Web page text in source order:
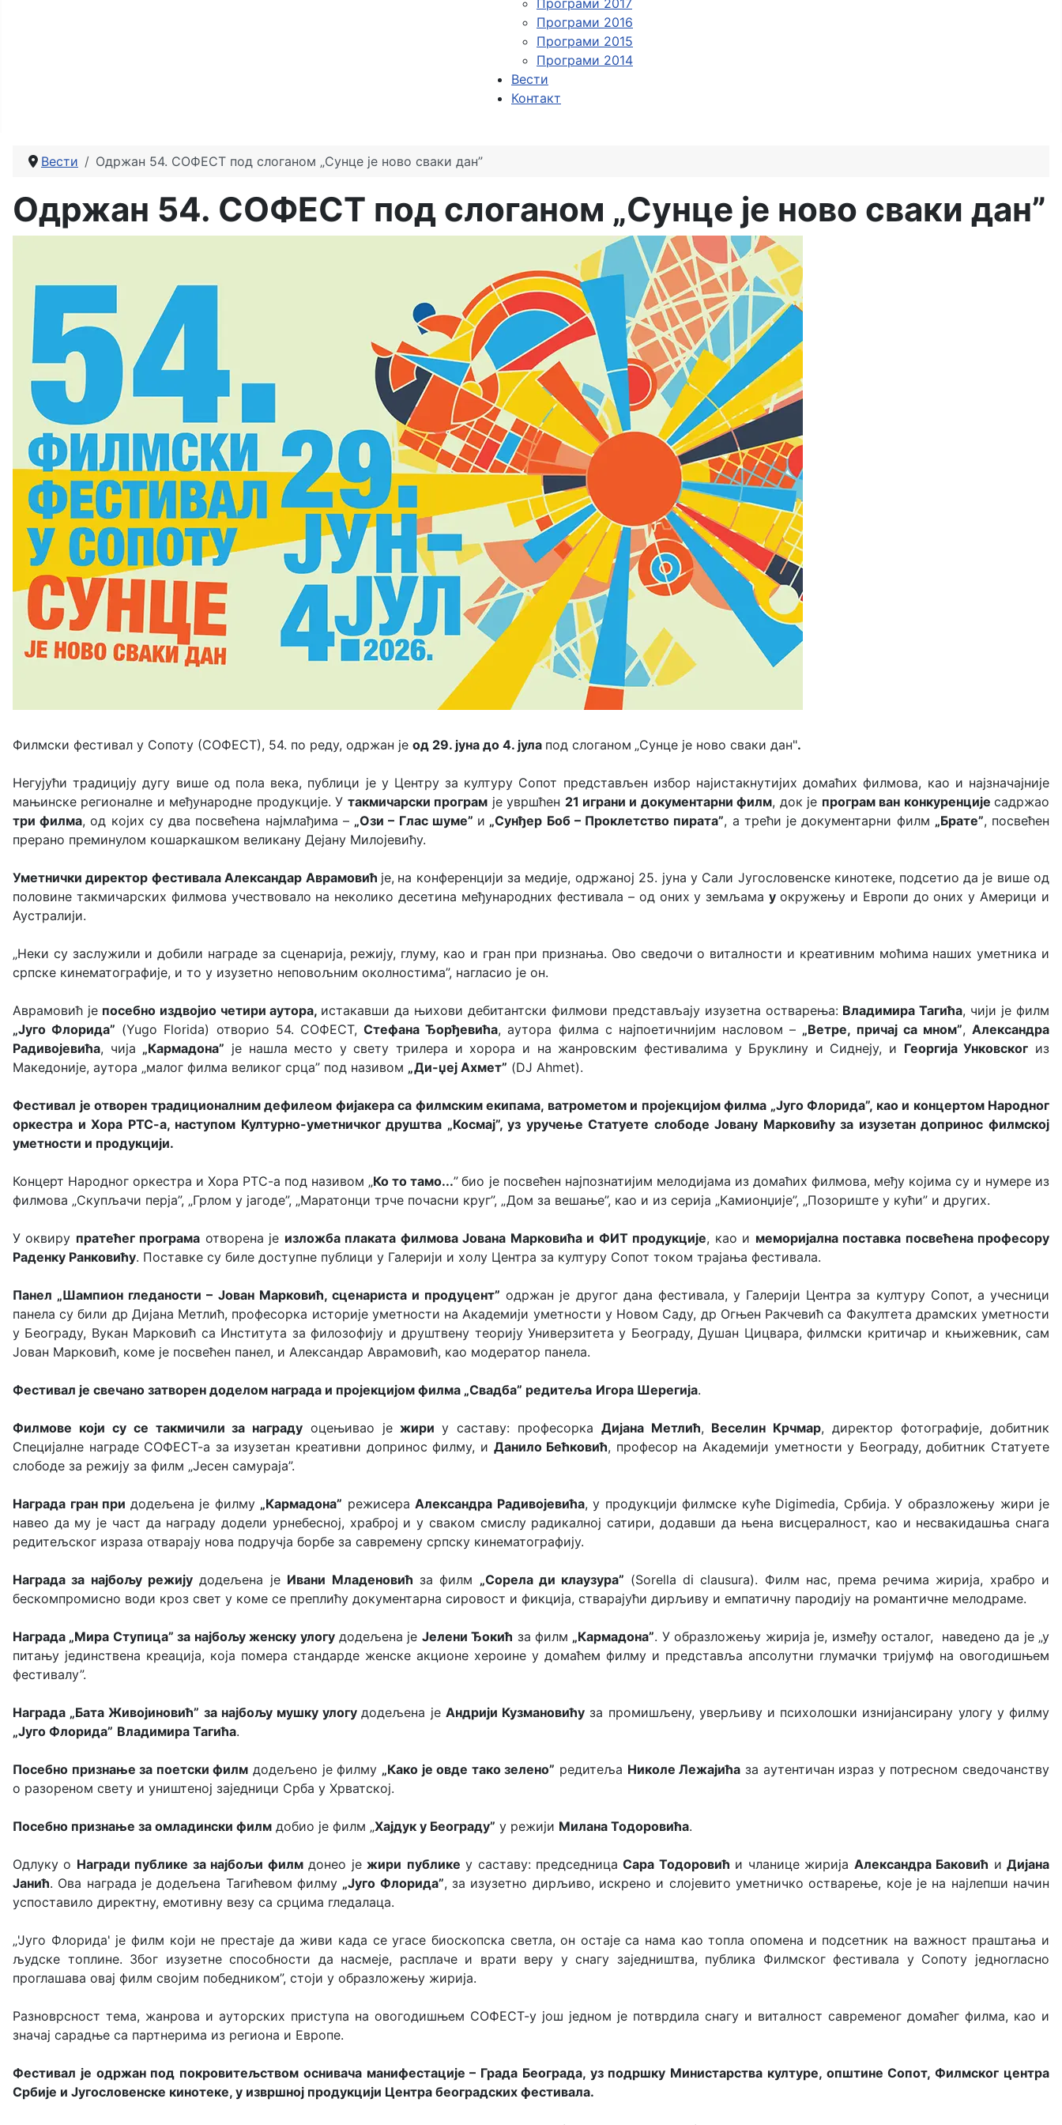
Програми 2017
Програми 2016
Програми 2015
Програми 2014
Вести
Контакт
Вести Одржан 54. СОФЕСТ под слоганом „Сунце је ново сваки дан”
Одржан 54. СОФЕСТ под слоганом „Сунце је ново сваки дан”
Филмски фестивал у Сопоту (СОФЕСТ), 54. по реду, одржан је од 29. јуна до 4. јула под слоганом „Сунце је ново сваки дан".
Негујући традицију дугу више од пола века, публици је у Центру за културу Сопот представљен избор најистакнутијих домаћих филмова, као и најзначајније
мањинске регионалне и међународне продукције. У такмичарски програм је увршћен 21 играни и документарни филм, док је програм ван конкуренцијесадржао
три филма, од којих су два посвећена најмлађима – „Ози – Глас шуме” и „Сунђер Боб – Проклетство пирата”, а трећи је документарни филм „Брате”, посвећен
прерано преминулом кошаркашком великану Дејану Милојевићу.
Уметнички директор фестивала Александар Аврамовић је, на конференцији за медије, одржаној 25. јуна у Сали Југословенске кинотеке, подсетио да је више од
половине такмичарских филмова учествовало на неколико десетина међународних фестивала – од оних у земљамау окружењу и Европи до оних у Америци и
Аустралији.
„Неки су заслужили и добили награде за сценарија, режију, глуму, као и гран при признања. Ово сведочи о виталности и креативним моћима наших уметника и
српске кинематографије, и то у изузетно неповољним околностима”, нагласио је он.
Аврамовић јепосебно издвојио четири аутора, истакавши да њихови дебитантски филмови представљају изузетна остварења: Владимира Тагића, чији је филм
„Југо Флорида” (Yugo Florida) отворио 54. СОФЕСТ,Стефана Ђорђевића, аутора филма с најпоетичнијим насловом – „Ветре, причај са мном”,Александра
Радивојевића, чија „Кармадона” je нашла место у свету трилера и хорора и на жанровским фестивалима у Бруклину и Сиднеју, и Георгија Унковског из
Македоније, аутора „малог филма великог срца” под називом „Ди-џеј Ахмет” (DJ Ahmet).
Фестивал је отворен традиционалним дефилеом фијакера са филмским екипама, ватрометом и пројекцијом филма „Југо Флорида”, као и концертом Народног
оркестра и Хора РТС-а, наступом Културно-уметничког друштва „Космај”, уз уручење Статуете слободе Јовану Марковићу за изузетан допринос филмској
уметности и продукцији.
Концерт Народног оркестра и Хора РТС-а под називом „Ко то тамо...” био је посвећен најпознатијим мелодијама из домаћих филмова, међу којима су и нумере из
филмова „Скупљачи перја”, „Грлом у јагоде”, „Маратонци трче почасни круг”, „Дом за вешање”, као и из серија „Камионџије”, „Позориште у кући” и других.
У оквиру пратећег програма отворена је изложба плаката филмова Јована Марковића и ФИТ продукције, као и меморијална поставка посвећена професору
Раденку Ранковићу. Поставке су биле доступне публици у Галерији и холу Центра за културу Сопот током трајања фестивала.
Панел „Шампион гледаности – Јован Марковић, сценариста и продуцент” одржан је другог дана фестивала, у Галерији Центра за културу Сопот, а учесници
панела су били др Дијана Метлић, професорка историје уметности на Академији уметности у Новом Саду, др Огњен Ракчевић са Факултета драмских уметности
у Београду, Вукан Марковић са Института за филозофију и друштвену теорију Универзитета у Београду, Душан Цицвара, филмски критичар и књижевник, сам
Јован Марковић, коме је посвећен панел, и Александар Аврамовић, као модератор панела.
Фестивал је свечано затворен доделом награда и пројекцијом филма „Свадба” редитеља Игора Шерегија.
Филмове који су се такмичили за награду оцењивао је жири у саставу: професорка Дијана Метлић, Веселин Крчмар, директор фотографије, добитник
Специјалне награде СОФЕСТ-а за изузетан креативни допринос филму, и Данило Бећковић, професор на Академији уметности у Београду, добитник Статуете
слободе за режију за филм „Јесен самураја”.
Награда гран при додељена је филму „Кармадона” режисераАлександра Радивојевића, у продукцији филмске куће Digimedia, Србија. У образложењу жири је
навео да му је част да награду додели урнебесној, храброј и у сваком смислу радикалној сатири, додавши да њена висцералност, као и несвакидашња снага
редитељског израза отварају нова подручја борбе за савремену српску кинематографију.
Награда за најбољу режију додељена је Ивани Младеновић за филм „Сорела ди клаузура” (Sorella di clausura). Филм нас, према речима жирија, храбро и
бескомпромисно води кроз свет у коме се преплићу документарна сировост и фикција, стварајући дирљиву и емпатичну пародију на романтичне мелодраме.
Награда „Мира Ступица” за најбољу женску улогудодељена је Јелени Ђокић за филм „Кармадона”. У образложењу жирија је, између осталог, наведено да је „у
питању јединствена креација, која помера стандарде женске акционе хероине у домаћем филму и представља апсолутни глумачки тријумф на овогодишњем
фестивалу”.
Награда „Бата Живојиновић” за најбољу мушку улогудодељена је Андрији Кузмановићу за промишљену, уверљиву и психолошки изнијансирану улогу у филму
„Југо Флорида” Владимира Тагића.
Посебно признање за поетски филм додељено је филму „Како је овде тако зелено” редитеља Николе Лежајића за аутентичан израз у потресном сведочанству
о разореном свету и уништеној заједници Срба у Хрватској.
Посебно признање за омладински филм добио је филм „Хајдук у Београду” у режији Милана Тодоровића.
Одлуку о Награди публике за најбољи филмдонео јежири публике у саставу: председницаСара Тодоровић и чланице жирија Александра Баковић иДијана
Јанић. Ова награда је додељена Тагићевом филму „Југо Флорида”, за изузетно дирљиво, искрено и слојевито уметничко остварење, које је на најлепши начин
успоставило директну, емотивну везу са срцима гледалаца.
„'Југо Флорида' је филм који не престаје да живи када се угасе биоскопска светла, он остаје са нама као топла опомена и подсетник на важност праштања и
људске топлине. Због изузетне способности да насмеје, расплаче и врати веру у снагу заједништва, публика Филмског фестивала у Сопоту једногласно
проглашава овај филм својим победником”, стоји у образложењу жирија.
Разноврсност тема, жанрова и ауторских приступа на овогодишњем СОФЕСТ-у још једном је потврдила снагу и виталност савременог домаћег филма, као и
значај сарадње са партнерима из региона и Европе.
Фестивал је одржан под покровитељством оснивача манифестације– Града Београда, уз подршку Министарства културе, општине Сопот, Филмског центра
Србије и Југословенске кинотеке, у извршној продукцији Центра београдских фестивала.